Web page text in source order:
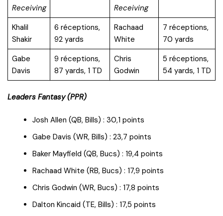
Receiving
Receiving
Khalil
Shakir
6 réceptions,
92 yards
Rachaad
White
7 réceptions,
70 yards
Gabe
Davis
9 réceptions,
87 yards, 1 TD
Chris
Godwin
5 réceptions,
54 yards, 1 TD
Leaders Fantasy (PPR)
Josh Allen (QB, Bills) : 30,1 points
Gabe Davis (WR, Bills) : 23,7 points
Baker Mayfield (QB, Bucs) : 19,4 points
Rachaad White (RB, Bucs) : 17,9 points
Chris Godwin (WR, Bucs) : 17,8 points
Dalton Kincaid (TE, Bills) : 17,5 points